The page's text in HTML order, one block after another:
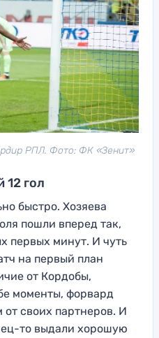
РПЛ. Фото: ФК «Зенит»
12 гол
быстро. Хозяева
пошли вперед так,
первых минут. И чуть
на первый план
от Кордобы,
моменты, форвард
своих партнеров. И
то выдали хорошую